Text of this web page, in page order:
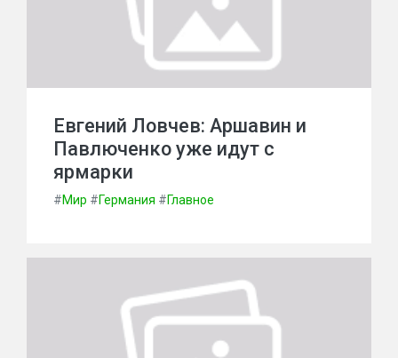
Евгений Ловчев: Аршавин и
Павлюченко уже идут с
ярмарки
#Мир #Германия #Главное